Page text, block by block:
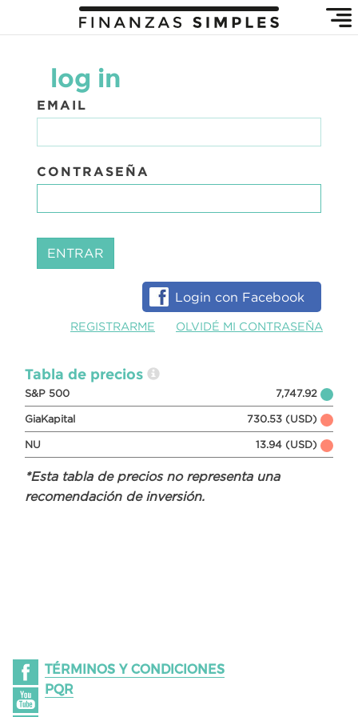
log in
EMAIL
CONTRASEÑA
ENTRAR
Login con Facebook
OLVIDÉ MI CONTRASEÑA
REGISTRARME
Tabla de precios
S&P 500 7,747.92
GiaKapital 730.53 (USD)
NU 13.94 (USD)
*Esta tabla de precios no representa una
recomendación de inversión.
TÉRMINOS Y CONDICIONES
PQR